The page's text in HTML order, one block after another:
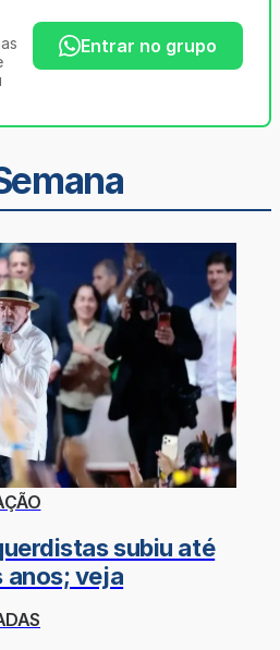
Entrar no grupo
subiu até
anos; veja